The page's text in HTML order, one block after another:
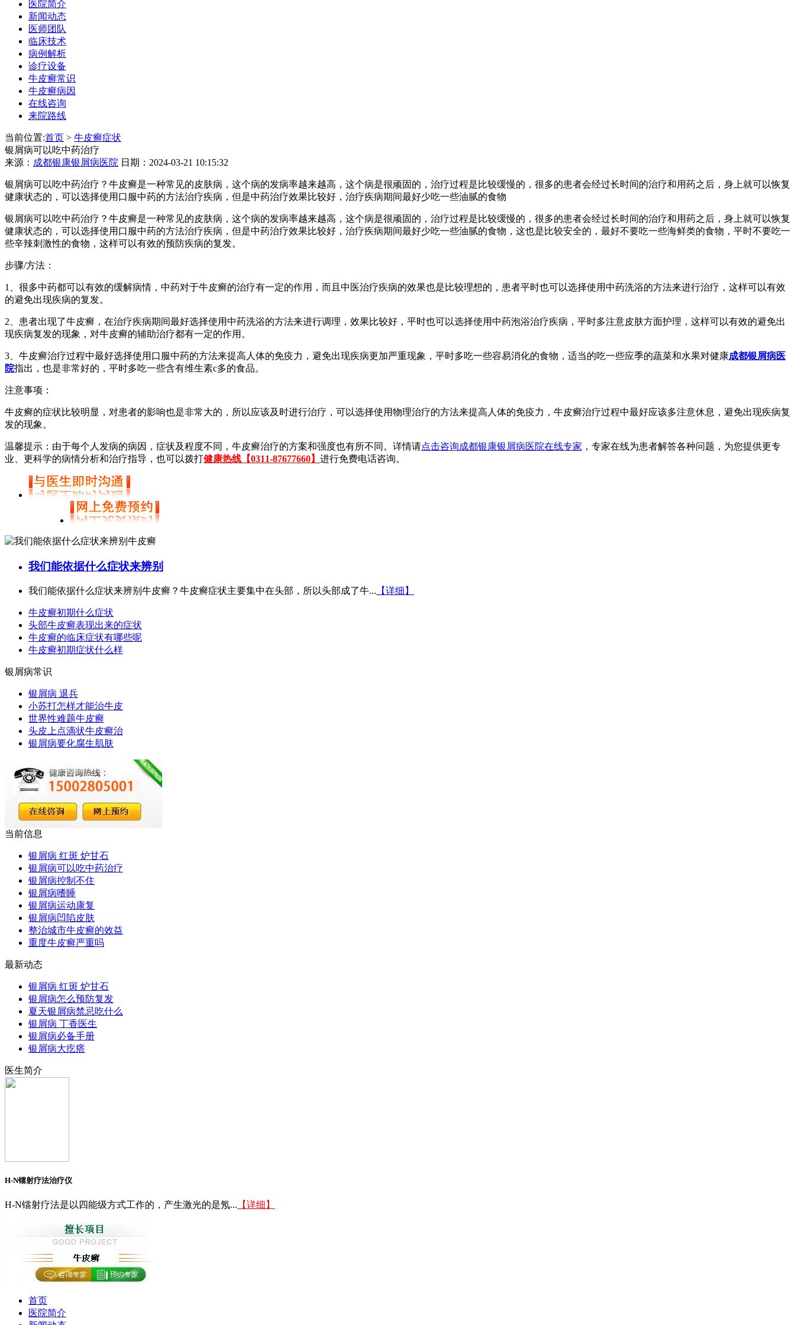
医院简介
新闻动态
医师团队
临床技术
病例解析
诊疗设备
牛皮癣常识
牛皮癣病因
在线咨询
来院路线
当前位置:首页 > 牛皮癣症状
银屑病可以吃中药治疗
来源： 成都银康银屑病医院 日期：2024-03-21 10:15:32
银屑病可以吃中药治疗？牛皮癣是一种常见的皮肤病，这个病的发病率越来越高，这个病是很顽固的，治疗过程是比较缓慢的，很多的患者会经过长时间的治疗和用药之后，身上就可以恢复
健康状态的，可以选择使用口服中药的方法治疗疾病，但是中药治疗效果比较好，治疗疾病期间最好少吃一些油腻的食物
银屑病可以吃中药治疗？牛皮癣是一种常见的皮肤病，这个病的发病率越来越高，这个病是很顽固的，治疗过程是比较缓慢的，很多的患者会经过长时间的治疗和用药之后，身上就可以恢复
健康状态的，可以选择使用口服中药的方法治疗疾病，但是中药治疗效果比较好，治疗疾病期间最好少吃一些油腻的食物，这也是比较安全的，最好不要吃一些海鲜类的食物，平时不要吃一
些辛辣刺激性的食物，这样可以有效的预防疾病的复发。
步骤/方法：
1、很多中药都可以有效的缓解病情，中药对于牛皮癣的治疗有一定的作用，而且中医治疗疾病的效果也是比较理想的，患者平时也可以选择使用中药洗浴的方法来进行治疗，这样可以有效
的避免出现疾病的复发。
2、患者出现了牛皮癣，在治疗疾病期间最好选择使用中药洗浴的方法来进行调理，效果比较好，平时也可以选择使用中药泡浴治疗疾病，平时多注意皮肤方面护理，这样可以有效的避免出
现疾病复发的现象，对牛皮癣的辅助治疗都有一定的作用。
3、牛皮癣治疗过程中最好选择使用口服中药的方法来提高人体的免疫力，避免出现疾病更加严重现象，平时多吃一些容易消化的食物，适当的吃一些应季的蔬菜和水果对健康成都银屑病医
院指出，也是非常好的，平时多吃一些含有维生素c多的食品。
注意事项：
牛皮癣的症状比较明显，对患者的影响也是非常大的，所以应该及时进行治疗，可以选择使用物理治疗的方法来提高人体的免疫力，牛皮癣治疗过程中最好应该多注意休息，避免出现疾病复
发的现象。
温馨提示：由于每个人发病的病因，症状及程度不同，牛皮癣治疗的方案和强度也有所不同。详情请点击咨询成都银康银屑病医院在线专家 ，专家在线为患者解答各种问题，为您提供更专
业、更科学的病情分析和治疗指导，也可以拨打健康热线【0311-87677660】 进行免费电话咨询。
我们能依据什么症状来辨别
我们能依据什么症状来辨别牛皮癣？牛皮癣症状主要集中在头部，所以头部成了牛... 【详细】
牛皮癣初期什么症状
头部牛皮癣表现出来的症状
牛皮癣的临床症状有哪些呢
牛皮癣初期症状什么样
银屑病常识
银屑病 退兵
小苏打怎样才能治牛皮
世界性难题牛皮癣
头皮上点滴状牛皮癣治
银屑病要化腐生肌肤
当前信息
银屑病 红斑 炉甘石
银屑病可以吃中药治疗
银屑病控制不住
银屑病嗜睡
银屑病运动康复
银屑病凹陷皮肤
整治城市牛皮癣的效益
重度牛皮癣严重吗
最新动态
银屑病 红斑 炉甘石
银屑病怎么预防复发
夏天银屑病禁忌吃什么
银屑病 丁香医生
银屑病必备手册
银屑病大疙瘩
医生简介
H-N镭射疗法治疗仪
H-N镭射疗法是以四能级方式工作的，产生激光的是氖... 【详细】
首页
医院简介